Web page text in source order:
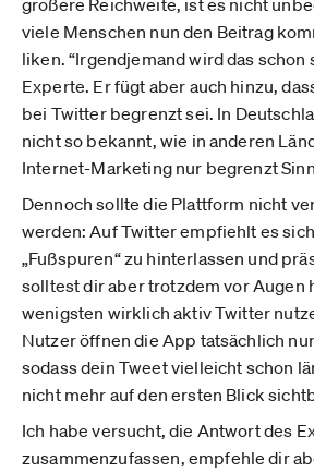
größere Reichweite, ist es nicht
viele Menschen nun den Beitrag
liken. “Irgendjemand wird das schon
Experte. Er fügt aber auch hinzu,
bei Twitter begrenzt sei. In
nicht so bekannt, wie in anderen
Internet-Marketing nur begrenzt
Dennoch sollte die Plattform nicht
werden: Auf Twitter empfiehlt es
„Fußspuren“ zu hinterlassen und
solltest dir aber trotzdem vor Augen
wenigsten wirklich aktiv Twitter
Nutzer öffnen die App tatsächlich
sodass dein Tweet vielleicht schon
nicht mehr auf den ersten Blick
Ich habe versucht, die Antwort des
zusammenzufassen, empfehle dir